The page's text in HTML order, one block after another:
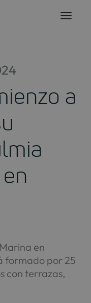
a
en
formado por 25
con terrazas,